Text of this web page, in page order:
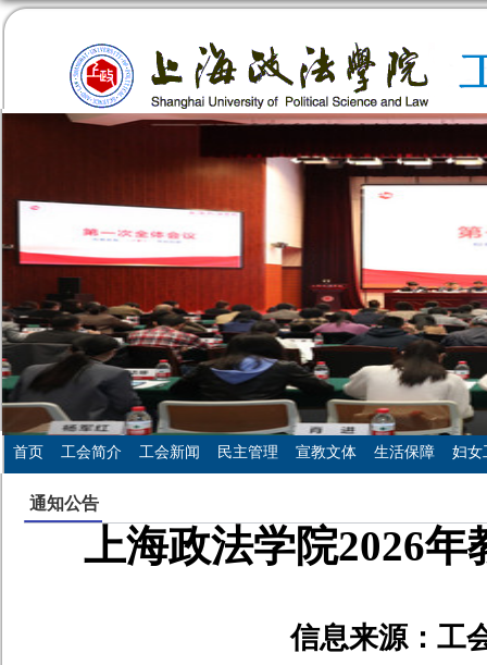
首页 工会简介 工会新闻 民主管理 宣教文体 生活保障 妇女
通知公告
上海政法学院2026
信息来源：工